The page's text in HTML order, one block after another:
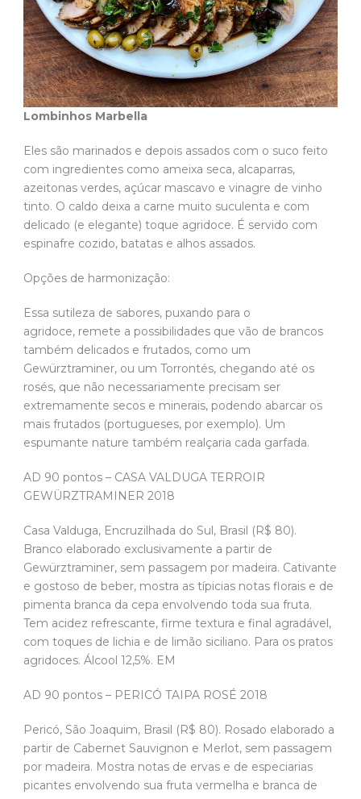
Lombinhos Marbella
Eles são marinados e depois assados com o suco feito
com ingredientes como ameixa seca, alcaparras,
azeitonas verdes, açúcar mascavo e vinagre de vinho
tinto. O caldo deixa a carne muito suculenta e com
delicado (e elegante) toque agridoce. É servido com
espinafre cozido, batatas e alhos assados.
Opções de harmonização:
Essa sutileza de sabores, puxando para o
agridoce, remete a possibilidades que vão de brancos
também delicados e frutados, como um
Gewürztraminer, ou um Torrontés, chegando até os
rosés, que não necessariamente precisam ser
extremamente secos e minerais, podendo abarcar os
mais frutados (portugueses, por exemplo). Um
espumante nature também realçaria cada garfada.
AD 90 pontos – CASA VALDUGA TERROIR
GEWÜRZTRAMINER 2018
Casa Valduga, Encruzilhada do Sul, Brasil (R$ 80).
Branco elaborado exclusivamente a partir de
Gewürztraminer, sem passagem por madeira. Cativante
e gostoso de beber, mostra as típicias notas florais e de
pimenta branca da cepa envolvendo toda sua fruta.
Tem acidez refrescante, firme textura e final agradável,
com toques de lichia e de limão siciliano. Para os pratos
agridoces. Álcool 12,5%. EM
AD 90 pontos – PERICÓ TAIPA ROSÉ 2018
Pericó, São Joaquim, Brasil (R$ 80). Rosado elaborado a
partir de Cabernet Sauvignon e Merlot, sem passagem
por madeira. Mostra notas de ervas e de especiarias
picantes envolvendo sua fruta vermelha e branca de